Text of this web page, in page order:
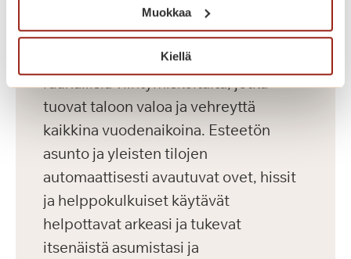
Muokkaa
Kiellä
yhteistilat. Meillä on viihtyisä ravintola,
kuntosali sekä saunaosasto sisä- ja
ulkoaltaineen. Talvipuutarhat ovat
rauhallisia viihtymiskeitaita, jotka
tuovat taloon valoa ja vehreyttä
kaikkina vuodenaikoina. Esteetön
asunto ja yleisten tilojen
automaattisesti avautuvat ovet, hissit
ja helppokulkuiset käytävät
helpottavat arkeasi ja tukevat
itsenäistä asumistasi ja